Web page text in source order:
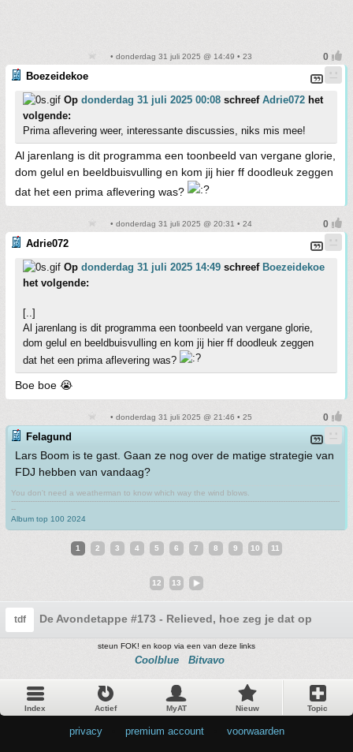
• donderdag 31 juli 2025 @ 14:49 • 23
Boezeidekoe
Op donderdag 31 juli 2025 00:08 schreef Adrie072 het
volgende:
Prima aflevering weer, interessante discussies, niks mis mee!
Al jarenlang is dit programma een toonbeeld van vergane glorie,
dom gelul en beeldbuisvulling en kom jij hier ff doodleuk zeggen
dat het een prima aflevering was?
• donderdag 31 juli 2025 @ 20:31 • 24
Adrie072
Op donderdag 31 juli 2025 14:49 schreef Boezeidekoe
het volgende:
[..]
Al jarenlang is dit programma een toonbeeld van vergane glorie,
dom gelul en beeldbuisvulling en kom jij hier ff doodleuk zeggen
dat het een prima aflevering was?
Boe boe 😭
• donderdag 31 juli 2025 @ 21:46 • 25
Felagund
Lars Boom is te gast. Gaan ze nog over de matige strategie van
FDJ hebben van vandaag?
You don't need a weatherman to know which way the wind blows.
-------------------------------------------------------------------------------------------------------------------------------------------
--
Album top 100 2024
1 2 3 4 5 6 7 8 9 10 11
12 13
tdf De Avondetappe #173 - Relieved, hoe zeg je dat op zijn
steun FOK! en koop via een van deze links
Coolblue Bitvavo
Index Actief MyAT Nieuw Topic
privacy premium account voorwaarden